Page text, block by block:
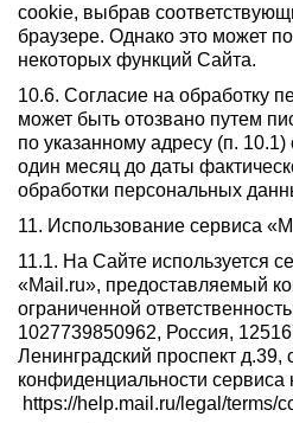
cookie, выбрав
браузере. Однако это может
некоторых функций Сайта.
10.6. Согласие на обработку
может быть отозвано путем
по указанному адресу (п.
один месяц до даты
обработки персональных
11. Использование сервиса
11.1. На Сайте используется
«Mail.ru», предоставляемый
ограниченной
1027739850962, Россия,
Ленинградский проспект д.39,
конфиденциальности сервиса
https://help.mail.ru/legal/terms/